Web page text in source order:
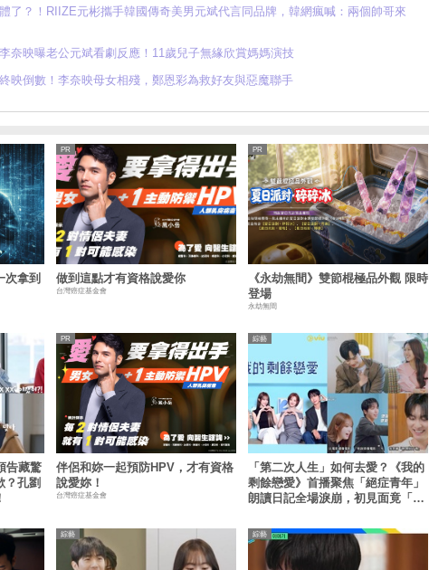
了？！RIIZE元彬攜手韓國傳奇美男元斌代言同品牌，韓網瘋喊：兩個帥哥來
奈映曝老公元斌看劇反應！11歲兒子無緣欣賞媽媽演技
映倒數！李奈映母女相殘，鄭恩彩為救好友與惡魔聯手
次拿到
做到這點才有資格說愛你
台灣癌症基金會
《永劫無間》雙節棍極品外觀 限時
登場
永劫無間
告藏驚
？孔劉
伴侶和妳一起預防HPV，才有資格
說愛妳！
台灣癌症基金會
「第二次人生」如何去愛？《我的
剩餘戀愛》首播聚焦「絕症青年」
朗讀日記全場淚崩，初見面竟「撞
綜藝
綜藝 綜藝